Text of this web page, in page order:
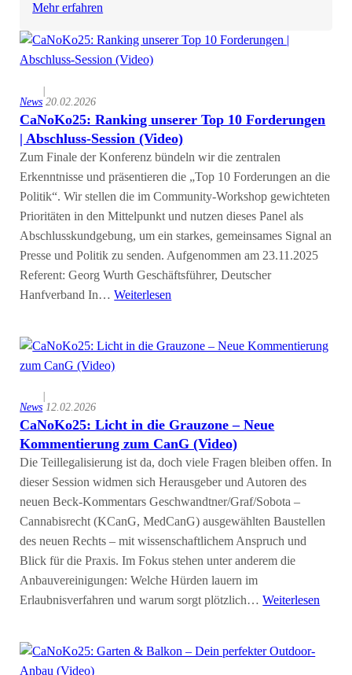
Mehr erfahren
News
|
20.02.2026
CaNoKo25: Ranking unserer Top 10 Forderungen
| Abschluss-Session (Video)
Zum Finale der Konferenz bündeln wir die zentralen
Erkenntnisse und präsentieren die „Top 10 Forderungen an die
Politik“. Wir stellen die im Community-Workshop gewichteten
Prioritäten in den Mittelpunkt und nutzen dieses Panel als
Abschlusskundgebung, um ein starkes, gemeinsames Signal an
Presse und Politik zu senden. Aufgenommen am 23.11.2025
Referent: Georg Wurth Geschäftsführer, Deutscher
Hanfverband In…Weiterlesen
News
|
12.02.2026
CaNoKo25: Licht in die Grauzone – Neue
Kommentierung zum CanG (Video)
Die Teillegalisierung ist da, doch viele Fragen bleiben offen. In
dieser Session widmen sich Herausgeber und Autoren des
neuen Beck-Kommentars Geschwandtner/Graf/Sobota –
Cannabisrecht (KCanG, MedCanG) ausgewählten Baustellen
des neuen Rechts – mit wissenschaftlichem Anspruch und
Blick für die Praxis. Im Fokus stehen unter anderem die
Anbauvereinigungen: Welche Hürden lauern im
Erlaubnisverfahren und warum sorgt plötzlich…Weiterlesen